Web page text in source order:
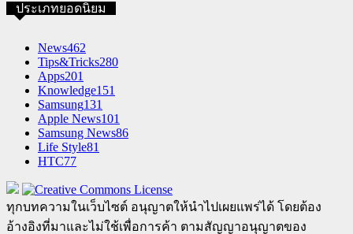
ประเภทยอดนิยม
News462
Tips&Tricks280
Apps201
Knowledge151
Samsung131
Apple News101
Samsung News86
Life Style81
HTC77
ทุกบทความในเว็บไซต์ อนุญาตให้นำไปเผยแพร่ได้ โดยต้อง
อ้างอิงที่มาและไม่ใช้เพื่อการค้า ตามสัญญาอนุญาตของ